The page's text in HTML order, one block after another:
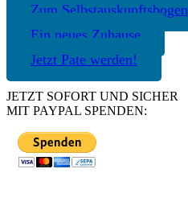
Zum Selbstauskunftsbogen
Ein neues Zuhause
Jetzt Pate werden!
JETZT SOFORT UND SICHER
MIT PAYPAL SPENDEN: